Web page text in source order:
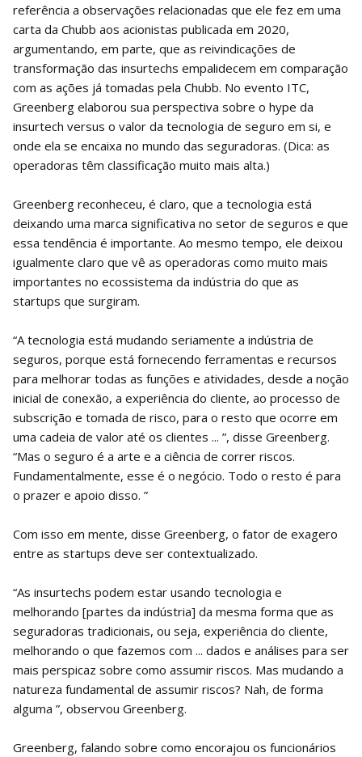
referência a observações relacionadas que ele fez em uma
carta da Chubb aos acionistas publicada em 2020,
argumentando, em parte, que as reivindicações de
transformação das insurtechs empalidecem em comparação
com as ações já tomadas pela Chubb. No evento ITC,
Greenberg elaborou sua perspectiva sobre o hype da
insurtech versus o valor da tecnologia de seguro em si, e
onde ela se encaixa no mundo das seguradoras. (Dica: as
operadoras têm classificação muito mais alta.)
Greenberg reconheceu, é claro, que a tecnologia está
deixando uma marca significativa no setor de seguros e que
essa tendência é importante. Ao mesmo tempo, ele deixou
igualmente claro que vê as operadoras como muito mais
importantes no ecossistema da indústria do que as
startups que surgiram.
“A tecnologia está mudando seriamente a indústria de
seguros, porque está fornecendo ferramentas e recursos
para melhorar todas as funções e atividades, desde a noção
inicial de conexão, a experiência do cliente, ao processo de
subscrição e tomada de risco, para o resto que ocorre em
uma cadeia de valor até os clientes ... ”, disse Greenberg.
“Mas o seguro é a arte e a ciência de correr riscos.
Fundamentalmente, esse é o negócio. Todo o resto é para
o prazer e apoio disso. ”
Com isso em mente, disse Greenberg, o fator de exagero
entre as startups deve ser contextualizado.
“As insurtechs podem estar usando tecnologia e
melhorando [partes da indústria] da mesma forma que as
seguradoras tradicionais, ou seja, experiência do cliente,
melhorando o que fazemos com ... dados e análises para ser
mais perspicaz sobre como assumir riscos. Mas mudando a
natureza fundamental de assumir riscos? Nah, de forma
alguma ”, observou Greenberg.
Greenberg, falando sobre como encorajou os funcionários